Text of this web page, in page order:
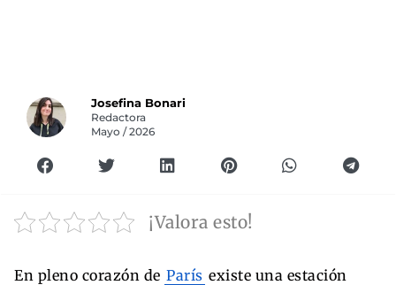
Josefina Bonari
Redactora
Mayo / 2026
¡Valora esto!
En pleno corazón de París existe una estación